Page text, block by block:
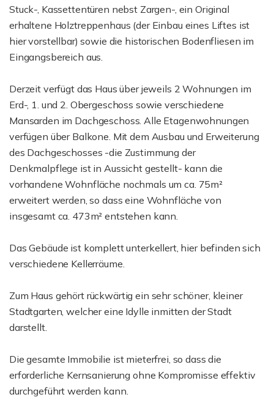
Stuck-, Kassettentüren nebst Zargen-, ein Original
erhaltene Holztreppenhaus (der Einbau eines Liftes ist
hier vorstellbar) sowie die historischen Bodenfliesen im
Eingangsbereich aus.
Derzeit verfügt das Haus über jeweils 2 Wohnungen im
Erd-, 1. und 2. Obergeschoss sowie verschiedene
Mansarden im Dachgeschoss. Alle Etagenwohnungen
verfügen über Balkone. Mit dem Ausbau und Erweiterung
des Dachgeschosses -die Zustimmung der
Denkmalpflege ist in Aussicht gestellt- kann die
vorhandene Wohnfläche nochmals um ca. 75m²
erweitert werden, so dass eine Wohnfläche von
insgesamt ca. 473m² entstehen kann.
Das Gebäude ist komplett unterkellert, hier befinden sich
verschiedene Kellerräume.
Zum Haus gehört rückwärtig ein sehr schöner, kleiner
Stadtgarten, welcher eine Idylle inmitten der Stadt
darstellt.
Die gesamte Immobilie ist mieterfrei, so dass die
erforderliche Kernsanierung ohne Kompromisse effektiv
durchgeführt werden kann.